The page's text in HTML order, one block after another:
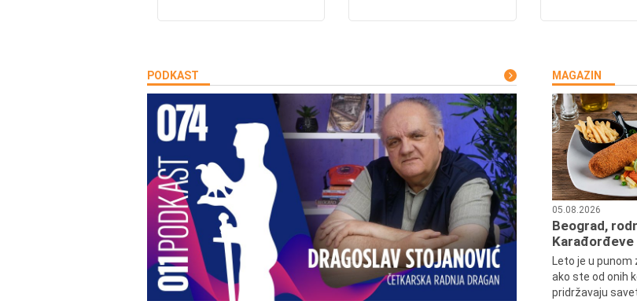
PODKAST MAGAZIN
05.08.2026
Beograd,
Leto je u punom
ako ste od onih
pridržavaju